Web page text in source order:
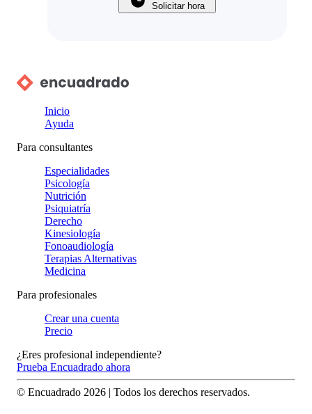
Solicitar hora
Inicio
Ayuda
Para consultantes
Especialidades
Psicología
Nutrición
Psiquiatría
Derecho
Kinesiología
Fonoaudiología
Terapias Alternativas
Medicina
Para profesionales
Crear una cuenta
Precio
¿Eres profesional independiente?
Prueba Encuadrado ahora
© Encuadrado 2026 | Todos los derechos reservados.